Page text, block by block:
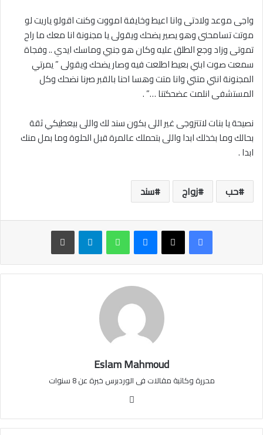
واجى موعد ولادتى وانا اعيط وخايفة امووت وكنت اقولو ياريت لو
موتت تسامحنى وهو يصير يضحك ويقولى يا مجنونة انا معك ما راح
تموتى وزاد وجع الطلق عليه وكان هو جنبي وماسك ايدي .. وفجاة
سمعت صوت ابني بعيط اطلعت فيه وصار يضحك ويقولى ” يمرتي
المجنونة انتي متتي وانا متت وهسا احنا بالقبر صرنا نضحك وكل
المستشفى انلمت عضحكتنا …” .
نصيحة يا بنات لاتتزوجى غير اللى بكون سند لك واللى بيعطيكي ثقة
بحالك وما بخذلك ابدا واللى بتحملك عالمرة قبل الحلوة وما بمل منك
ابدا .
حب زواج سند
ماسنجر واتساب تيلقرام
Eslam Mahmoud
محررة وكاتبة مقالات فى الوردبرس خبرة عن 8 سنوات